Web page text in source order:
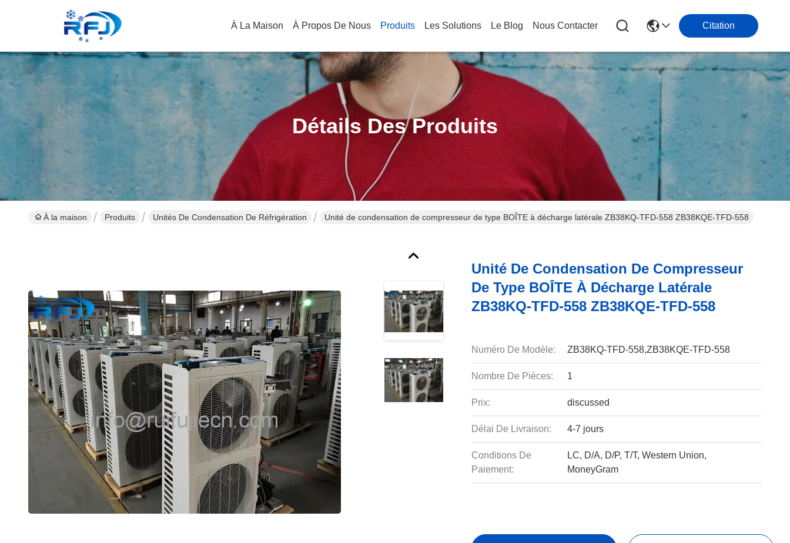
À La Maison À Propos De Nous Produits Les Solutions Le Blog Nous Contacter Citation
Détails Des Produits
À la maison Produits Unités De Condensation De Réfrigération Unité de condensation de compresseur de type BOÎTE à décharge latérale ZB38KQ-TFD-558 ZB38KQE-TFD-558
Unité De Condensation De Compresseur
De Type BOÎTE À Décharge Latérale
ZB38KQ-TFD-558 ZB38KQE-TFD-558
Numéro De Modèle: ZB38KQ-TFD-558,ZB38KQE-TFD-558
Nombre De Pièces: 1
Prix: discussed
Délai De Livraison: 4-7 jours
Conditions De
Paiement:
LC, D/A, D/P, T/T, Western Union,
MoneyGram